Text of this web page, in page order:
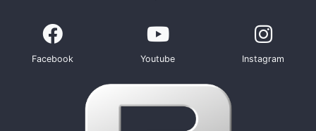
Facebook Youtube Instagram